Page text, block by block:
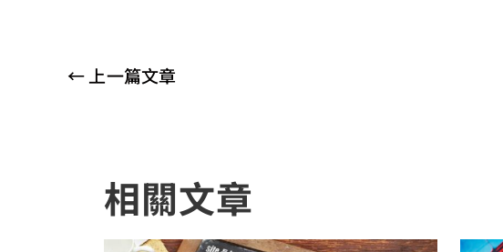
←上一篇文章
相關文章